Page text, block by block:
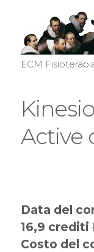
ECM
Active
Data del
16,9 crediti
Costo del